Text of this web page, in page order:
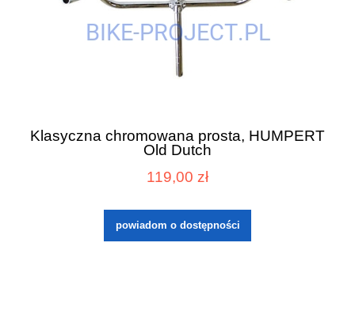
Klasyczna chromowana prosta, HUMPERT
Old Dutch
119,00 zł
powiadom o dostępności